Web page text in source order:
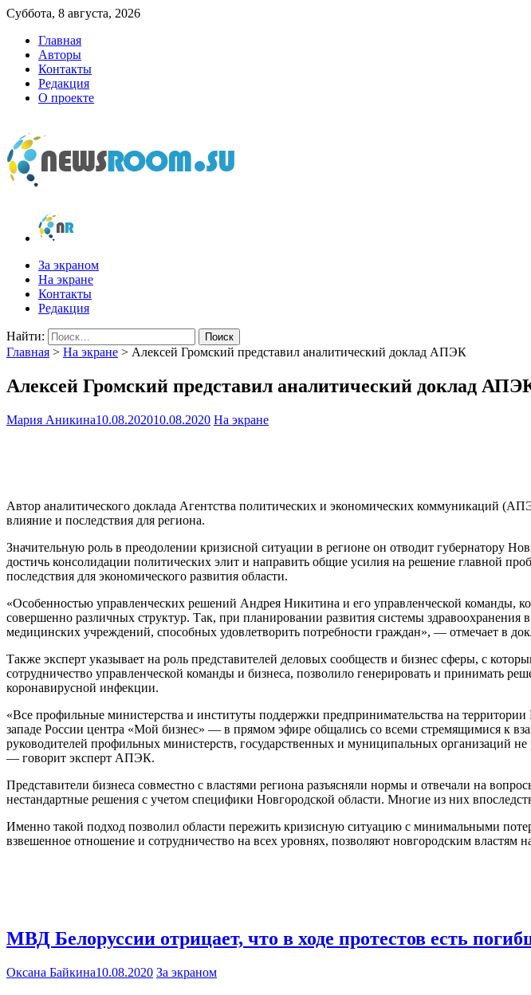
Суббота, 8 августа, 2026
Главная
Авторы
Контакты
Редакция
О проекте
newsroom.su
Новости о новостях
За экраном
На экране
Контакты
Редакция
Найти:
Главная > На экране > Алексей Громский представил аналитический доклад АПЭК
Алексей Громский представил аналитический доклад
Мария Аникина10.08.202010.08.2020 На экране
Автор аналитического доклада Агентства политических и экономических коммуникаций
влияние и последствия для региона.
Значительную роль в преодолении кризисной ситуации в регионе он отводит губернатору
достичь консолидации политических элит и направить общие усилия на решение главной
последствия для экономического развития области.
«Особенностью управленческих решений Андрея Никитина и его управленческой команды,
совершенно различных структур. Так, при планировании развития системы
медицинских учреждений, способных удовлетворить потребности граждан», — отмечает в
Также эксперт указывает на роль представителей деловых сообществ и бизнес сферы, с
сотрудничество управленческой команды и бизнеса, позволило генерировать и принимать
коронавирусной инфекции.
«Все профильные министерства и институты поддержки предпринимательства на
западе России центра «Мой бизнес» — в прямом эфире общались со всеми стремящимися к
руководителей профильных министерств, государственных и муниципальных организаций
— говорит эксперт АПЭК.
Представители бизнеса совместно с властями региона разъясняли нормы и отвечали на
нестандартные решения с учетом специфики Новгородской области. Многие из них
Именно такой подход позволил области пережить кризисную ситуацию с минимальными
взвешенное отношение и сотрудничество на всех уровнях, позволяют новгородским властям
МВД Белоруссии отрицает, что в ходе протестов есть
Оксана Байкина10.08.2020 За экраном